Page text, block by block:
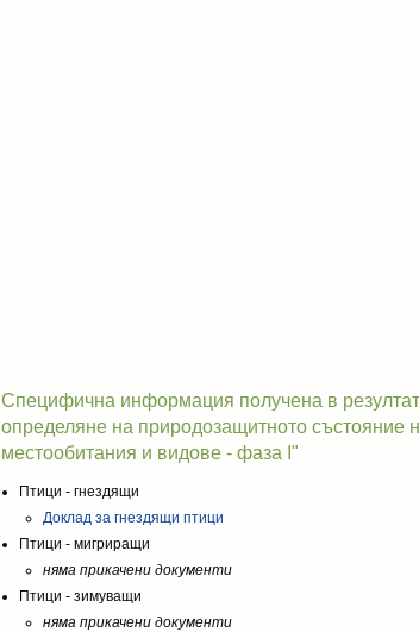
Специфична информация получена в
определяне на природозащитното състояние
местообитания и видове - фаза I"
Птици - гнездящи
Доклад за гнездящи птици
Птици - мигриращи
няма прикачени документи
Птици - зимуващи
няма прикачени документи